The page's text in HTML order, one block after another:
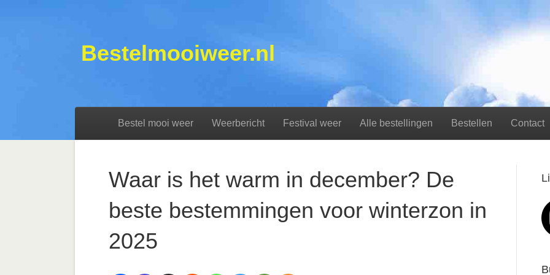
Bestelmooiweer.nl
Bestel mooi weer Weerbericht Festival weer Alle bestellingen Bestellen Contact
Waar is het warm in december? De
beste bestemmingen voor winterzon in
2025